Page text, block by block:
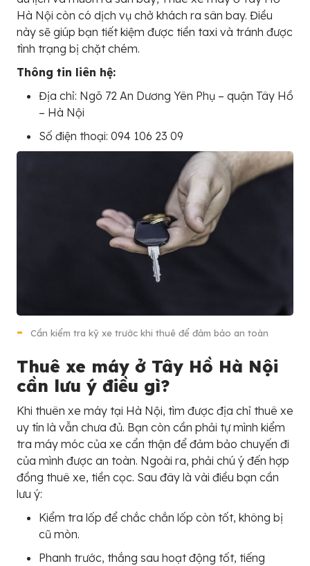
Hà Nội còn có dịch vụ chở khách ra sân bay. Điều
này sẽ giúp bạn tiết kiệm được tiền taxi và tránh được
tình trạng bị chặt chém.
Thông tin liên hệ:
Địa chỉ: Ngõ 72 An Dương Yên Phụ – quận Tây Hồ
– Hà Nội
Số điện thoại: 094 106 23 09
Cần kiểm tra kỹ xe trước khi thuê để đảm bảo an toàn
Thuê xe máy ở Tây Hồ Hà Nội
cần lưu ý điều gì?
Khi thuên xe máy tại Hà Nội, tìm được địa chỉ thuê xe
uy tín là vẫn chưa đủ. Bạn còn cần phải tự mình kiểm
tra máy móc của xe cẩn thận để đảm bảo chuyến đi
của mình được an toàn. Ngoài ra, phải chú ý đến hợp
đồng thuê xe, tiền cọc. Sau đây là vài điều bạn cần
lưu ý:
Kiểm tra lốp để chắc chắn lốp còn tốt, không bị
cũ mòn.
Phanh trước, thắng sau hoạt động tốt, tiếng